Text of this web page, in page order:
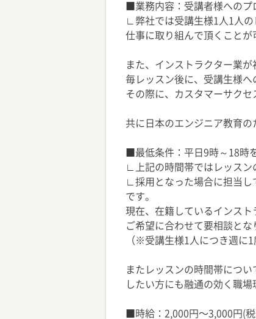
■業務内容：受講者様へのプ
∟弊社では受講生様1人1人の
仕事に取り組んで頂くことが
また、インストラクター業が
毎レッスン後に、受講生様へ
その際に、カスタマーサク
共に日本のエンジニア教育の
■最低条件：平日9時～18時
∟上記の時間帯ではレッスン
∟採用となった場合に担当し
です。
現在、在籍しているインス
ご希望に合わせて要相談とな
（※受講生様1人につき週に
またレッスンの時間帯につ
したい方にも融通の効く職場
■時給：2,000円〜3,000円(